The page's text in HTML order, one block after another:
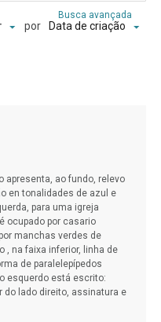
Busca avançada
por Data de criação
apresenta, ao fundo, relevo
en tonalidades de azul e
igreja
manchas verdes de
, na faixa inferior, linha de
de paralelepípedos
esquerdo está escrito:
assinatura e